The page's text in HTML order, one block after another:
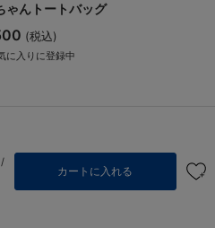
ゃんトートバッグ
(税込)
に入りに登録中
カートに入れる